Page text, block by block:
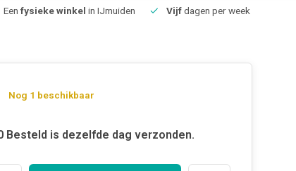
Een fysieke winkel in IJmuiden Vijfdagen per week open.
Nog 1 beschikbaar
Besteld is dezelfde dag verzonden.